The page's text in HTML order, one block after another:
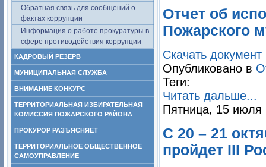
Обратная связь для сообщений о
фактах коррупции
Информация о работе прокуратуры в
сфере противодействия коррупции
КАДРОВЫЙ РЕЗЕРВ
МУНИЦИПАЛЬНАЯ СЛУЖБА
ВНИМАНИЕ КОНКУРС
ТЕРРИТОРИАЛЬНАЯ ИЗБИРАТЕЛЬНАЯ
КОМИССИЯ ПОЖАРСКОГО РАЙОНА
ПРОКУРОР РАЗЪЯСНЯЕТ
ТЕРРИТОРИАЛЬНОЕ ОБЩЕСТВЕННОЕ
САМОУПРАВЛЕНИЕ
Отчет об
Пожарского
Скачать документ
Опубликовано в
Теги:
Читать дальше...
Пятница, 15 июля
С 20 – 21
пройдет III